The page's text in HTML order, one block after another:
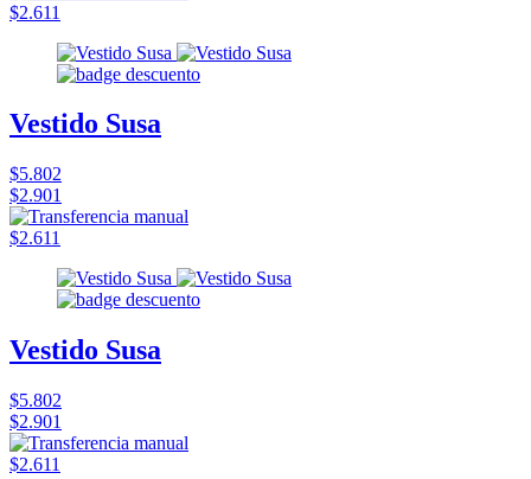
$2.611
Vestido Susa
$5.802
$2.901
$2.611
Vestido Susa
$5.802
$2.901
$2.611